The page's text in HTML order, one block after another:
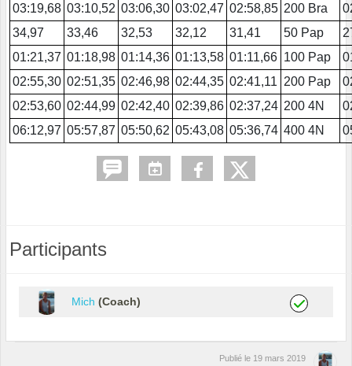
03:19,68 03:10,52 03:06,30 03:02,47 02:58,85 200 Bra
34,97
33,46 32,53 32,12 31,41 50 Pap
01:21,37 01:18,98 01:14,36 01:13,58 01:11,66 100 Pap
02:55,30 02:51,35 02:46,98 02:44,35 02:41,11 200 Pap
02:53,60 02:44,99 02:42,40 02:39,86 02:37,24 200 4N
06:12,97 05:57,87 05:50,62 05:43,08 05:36,74 400 4N
Participants
Mich (Coach)
Publié le 19 mars 2019